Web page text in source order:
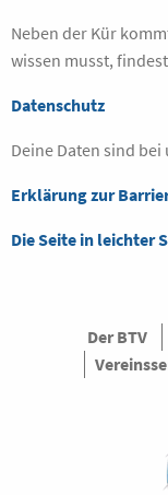
Neben der Kür
wissen musst,
Datenschutz
Deine Daten sind bei
Erklärung zur
Die Seite in leichter
Der BTV